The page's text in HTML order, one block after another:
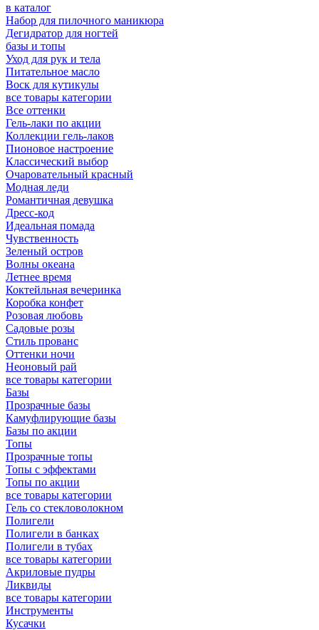
в каталог
Набор для пилочного маникюра
Дегидратор для ногтей
базы и топы
Уход для рук и тела
Питательное масло
Воск для кутикулы
все товары категории
Все оттенки
Гель-лаки по акции
Коллекции гель-лаков
Пионовое настроение
Классический выбор
Очаровательный красный
Модная леди
Романтичная девушка
Дресс-код
Идеальная помада
Чувственность
Зеленый остров
Волны океана
Летнее время
Коктейльная вечеринка
Коробка конфет
Розовая любовь
Садовые розы
Стиль прованс
Оттенки ночи
Неоновый рай
все товары категории
Базы
Прозрачные базы
Камуфлирующие базы
Базы по акции
Топы
Прозрачные топы
Топы с эффектами
Топы по акции
все товары категории
Гель со стекловолокном
Полигели
Полигели в банках
Полигели в тубах
все товары категории
Акриловые пудры
Ликвиды
все товары категории
Инструменты
Кусачки